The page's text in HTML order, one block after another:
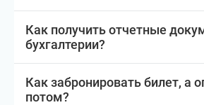
Как получить отчетные
бухгалтерии?
Как забронировать билет, а
потом?